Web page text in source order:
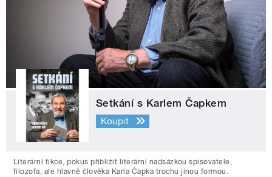
Setkání s Karlem Čapkem
Koupit
Literární fikce, pokus přiblížit literární nadsázkou spisovatele,
filozofa, ale hlavně člověka Karla Čapka trochu jinou formou.